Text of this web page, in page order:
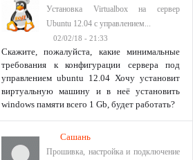
Установка Virtualbox на сервер
Ubuntu 12.04 с управлением...
02/02/18 - 21:33
Скажите, пожалуйста, какие минимальные
требования к конфигурации сервера под
управлением ubuntu 12.04 Хочу установит
виртуальную машину и в неё установить
windows памяти всего 1 Gb, будет работать?
Сашань
Прошивка, настройка и подключение